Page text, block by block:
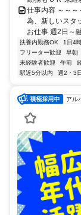
仕事内容 ～～
為、新しいスタ
お仕事 週2日～
扶養内勤務OK 1日4
フリーター歓迎
早朝
未経験者歓迎
午前
駅近5分以内
週2・3
アル